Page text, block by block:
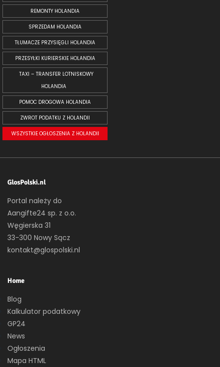
REMONTY HOLANDIA
SPRZEDAM HOLANDIA
TŁUMACZE PRZYSIĘGLI HOLANDIA
PRZESYŁKI KURIERSKIE HOLANDIA
TAXI – TRANSFER LOTNISKOWY
HOLANDIA
POMOC DROGOWA HOLANDIA
ZWROT PODATKU Z HOLANDII
WSZYSTKIE OGŁOSZENIA Z HOLANDII
GlosPolski.nl
Portal należy do
Aangifte24 sp. z o.o.
Węgierska 31
33-300 Nowy Sącz
kontakt@glospolski.nl
Home
Blog
Kalkulator podatkowy
GP24
News
Ogłoszenia
Mapa HTML